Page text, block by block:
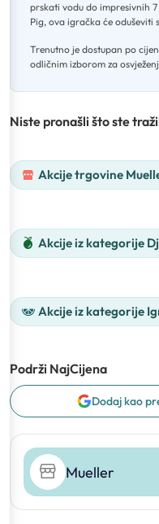
prskati vodu do impresivnih
Pig, ova igračka će
Trenutno je dostupan po
odličnim izborom za
Niste pronašli što ste
Akcije trgovine
Akcije iz kategorije
Akcije iz kategorije
Podrži NajCijena
Dodaj kao
Mueller